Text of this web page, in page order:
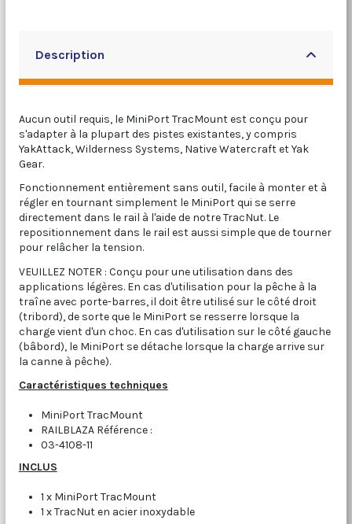
Description
Aucun outil requis, le MiniPort TracMount est conçu pour
s'adapter à la plupart des pistes existantes, y compris
YakAttack, Wilderness Systems, Native Watercraft et Yak
Gear.
Fonctionnement entièrement sans outil, facile à monter et à
régler en tournant simplement le MiniPort qui se serre
directement dans le rail à l'aide de notre TracNut. Le
repositionnement dans le rail est aussi simple que de tourner
pour relâcher la tension.
VEUILLEZ NOTER : Conçu pour une utilisation dans des
applications légères. En cas d'utilisation pour la pêche à la
traîne avec porte-barres, il doit être utilisé sur le côté droit
(tribord), de sorte que le MiniPort se resserre lorsque la
charge vient d'un choc. En cas d'utilisation sur le côté gauche
(bâbord), le MiniPort se détache lorsque la charge arrive sur
la canne à pêche).
Caractéristiques techniques
MiniPort TracMount
RAILBLAZA Référence :
03-4108-11
INCLUS
1 x MiniPort TracMount
1 x TracNut en acier inoxydable